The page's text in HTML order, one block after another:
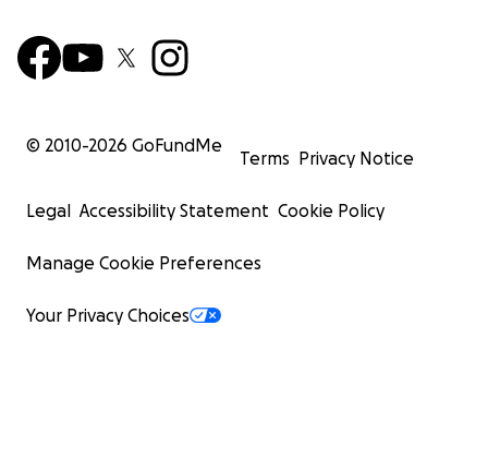
© 2010-2026 GoFundMe
Terms Privacy Notice
Legal Accessibility Statement Cookie Policy
Manage Cookie Preferences
Your Privacy Choices